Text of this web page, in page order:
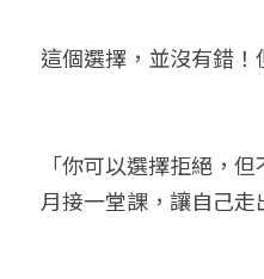
這個選擇，並沒有錯！
「你可以選擇拒絕，
月接一堂課，讓自己走